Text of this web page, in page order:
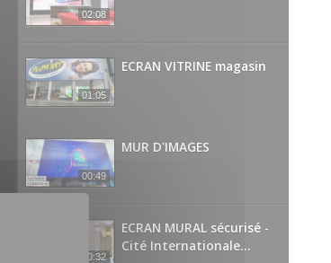
02:08
01:05
ECRAN VITRINE magasin
00:49
MUR D'IMAGES
00:32
ECRAN MURAL sécurisé -
Cité Internationale...